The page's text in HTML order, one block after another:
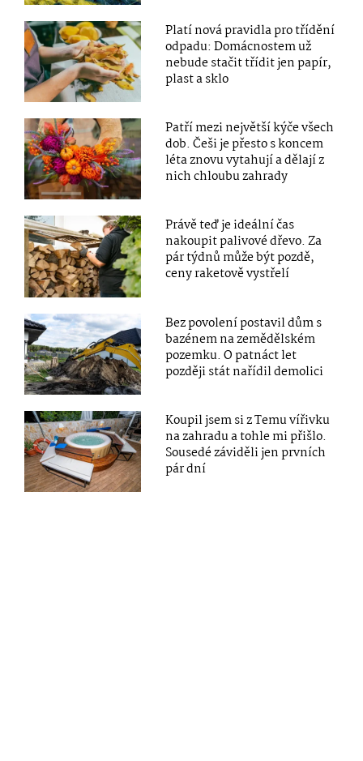
Platí nová pravidla pro třídění
odpadu: Domácnostem už
nebude stačit třídit jen papír,
plast a sklo
Patří mezi největší kýče všech
dob. Češi je přesto s koncem
léta znovu vytahují a dělají z
nich chloubu zahrady
Právě teď je ideální čas
nakoupit palivové dřevo. Za
pár týdnů může být pozdě,
ceny raketově vystřelí
Bez povolení postavil dům s
bazénem na zemědělském
pozemku. O patnáct let
později stát nařídil demolici
Koupil jsem si z Temu vířivku
na zahradu a tohle mi přišlo.
Sousedé záviděli jen prvních
pár dní